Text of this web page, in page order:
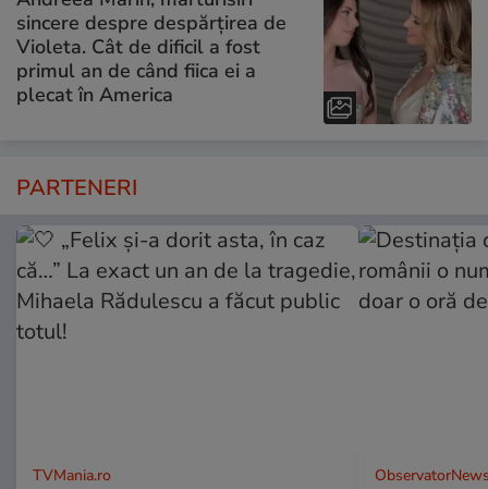
sincere despre despărțirea de
Violeta. Cât de dificil a fost
primul an de când fiica ei a
plecat în America
PARTENERI
TVMania.ro